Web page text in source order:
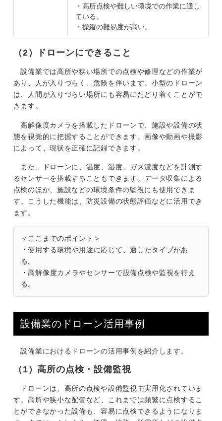
・高所点検や難しい環境での作業に適し
ている。
・操縦の難易度が高い。
（2）ドローンにできること
設備業では高所や狭い場所での点検や修理などの作業が
あり、人が入りづらく、危険を伴います。小型のドローン
は、人間が入りづらい場所にも容易にたどり着くことがで
きます。
高解像度カメラを搭載したドローンで、施設や設備の状
態を視覚的に把握することができます。画像や動画や撮影
によって、現状を正確に記録できます。
また、ドローンに、温度、湿度、ガス濃度などを計測す
るセンサーを搭載することもできます。データ収集による
点検のほか、施設などの環境条件の監視にも使用できま
す。こうした機能は、防災設備の状態評価などに活用でき
ます。
＜ここまでのポイント＞
・使用する環境や用途に応じて、適したタイプがあ
る。
・高解像度カメラやセンサーで設備点検や監視を行え
る。
設備業のドローン活用事例
設備業におけるドローンの活用事例を紹介します。
（1）高所の点検・設備監視
ドローンは、高所の点検や設備監視で実用化されていま
す。高所や狭小な配管など、これまでは頻繁に点検するこ
とができなかった設備も、容易に点検できるようになりま